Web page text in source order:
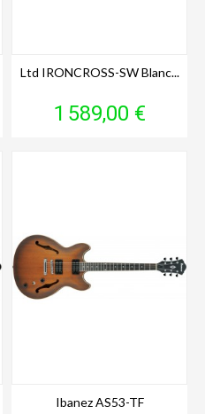
Ltd IRONCROSS-SW Blanc...
Prix
1 589,00 €
Ibanez AS53-TF